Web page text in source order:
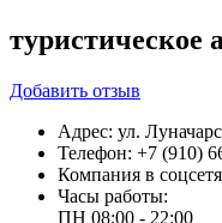
туристическое
Добавить отзыв
Адрес: ул.
Телефон: +7 (910)
Компания в
Часы работы:
ПН 08:00 - 22:00